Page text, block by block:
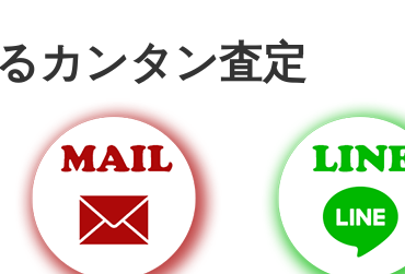
カンタン査定